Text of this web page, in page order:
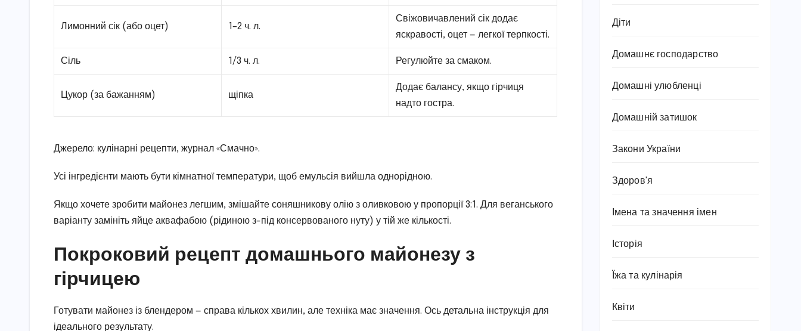
Лимонний сік (або оцет) 1–2 ч. л.
Свіжовичавлений сік додає
яскравості, оцет — легкої терпкості.
Сіль 1/3 ч. л. Регулюйте за смаком.
Цукор (за бажанням) щіпка
Додає балансу, якщо гірчиця
надто гостра.
Джерело: кулінарні рецепти, журнал «Смачно».
Усі інгредієнти мають бути кімнатної температури, щоб емульсія вийшла однорідною.
Якщо хочете зробити майонез легшим, змішайте соняшникову олію з оливковою у пропорції 3:1. Для веганського
варіанту замініть яйце аквафабою (рідиною з-під консервованого нуту) у тій же кількості.
Покроковий рецепт домашнього майонезу з
гірчицею
Готувати майонез із блендером — справа кількох хвилин, але техніка має значення. Ось детальна інструкція для
ідеального результату.
Діти
Домашнє господарство
Домашні улюбленці
Домашній затишок
Закони України
Здоров'я
Імена та значення імен
Історія
Їжа та кулінарія
Квіти